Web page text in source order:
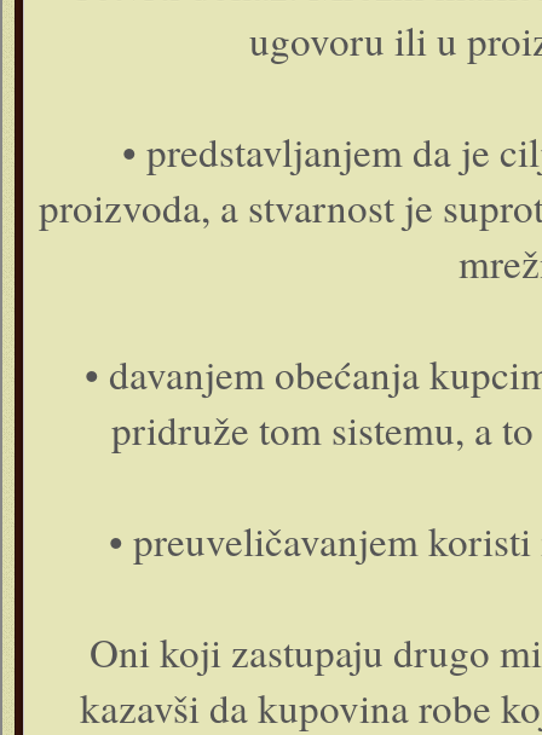
ugovoru ili u
• predstavljanjem da je
proizvoda, a stvarnost je
• davanjem obećanja
pridruže tom sistemu, a
• preuveličavanjem
Oni koji zastupaju drugo
kazavši da kupovina robe